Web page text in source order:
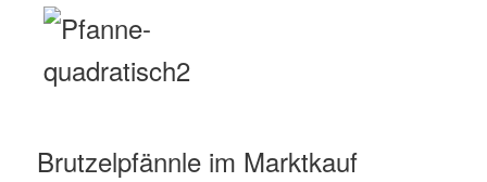
Brutzelpfännle im Marktkauf